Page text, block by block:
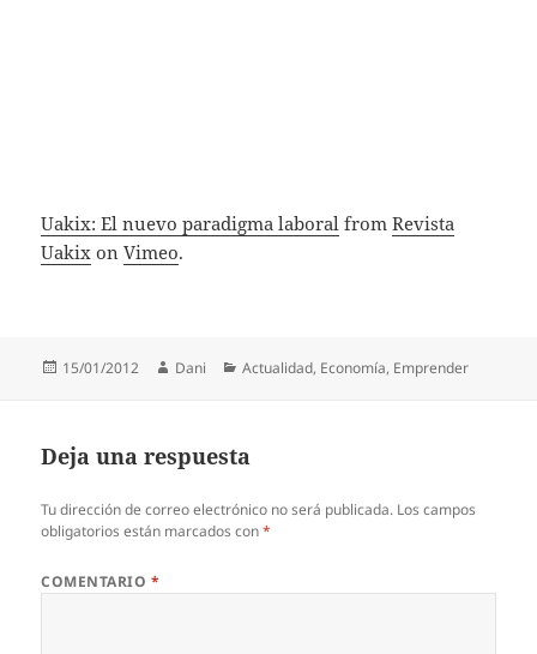
Uakix: El nuevo paradigma laboral fromRevista
Uakix onVimeo.
Publicado
15/01/2012 Autor
Dani Categorías
Actualidad, Economía, Emprender
Deja una respuesta
Tu dirección de correo electrónico no será publicada. Los campos
obligatorios están marcados con*
COMENTARIO *